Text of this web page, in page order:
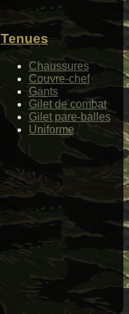
Tenues
Chaussures
Couvre-chef
Gants
Gilet de combat
Gilet pare-balles
Uniforme